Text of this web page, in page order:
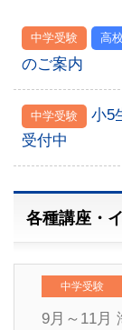
中学受験 高
のご案内
中学受験
小5
受付中
各種講座・
中学受験
9月～11月